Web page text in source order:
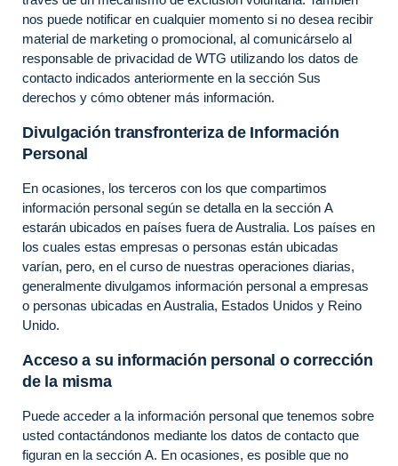
nos puede notificar en cualquier momento si no desea recibir
material de marketing o promocional, al comunicárselo al
responsable de privacidad de WTG utilizando los datos de
contacto indicados anteriormente en la sección Sus
derechos y cómo obtener más información.
Divulgación transfronteriza de Información
Personal
En ocasiones, los terceros con los que compartimos
información personal según se detalla en la sección A
estarán ubicados en países fuera de Australia. Los países en
los cuales estas empresas o personas están ubicadas
varían, pero, en el curso de nuestras operaciones diarias,
generalmente divulgamos información personal a empresas
o personas ubicadas en Australia, Estados Unidos y Reino
Unido.
Acceso a su información personal o corrección
de la misma
Puede acceder a la información personal que tenemos sobre
usted contactándonos mediante los datos de contacto que
figuran en la sección A. En ocasiones, es posible que no